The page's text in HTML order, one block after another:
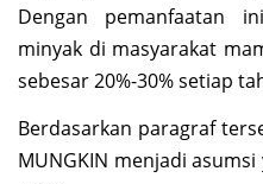
Dengan pemanfaatan
minyak di masyarakat
sebesar 20%-30% setiap
Berdasarkan paragraf
MUNGKIN menjadi